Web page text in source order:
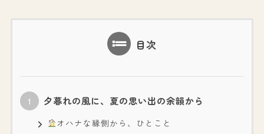
目次
夕暮れの風に、夏の思い出の余韻から
オハナな縁側から、ひとこと